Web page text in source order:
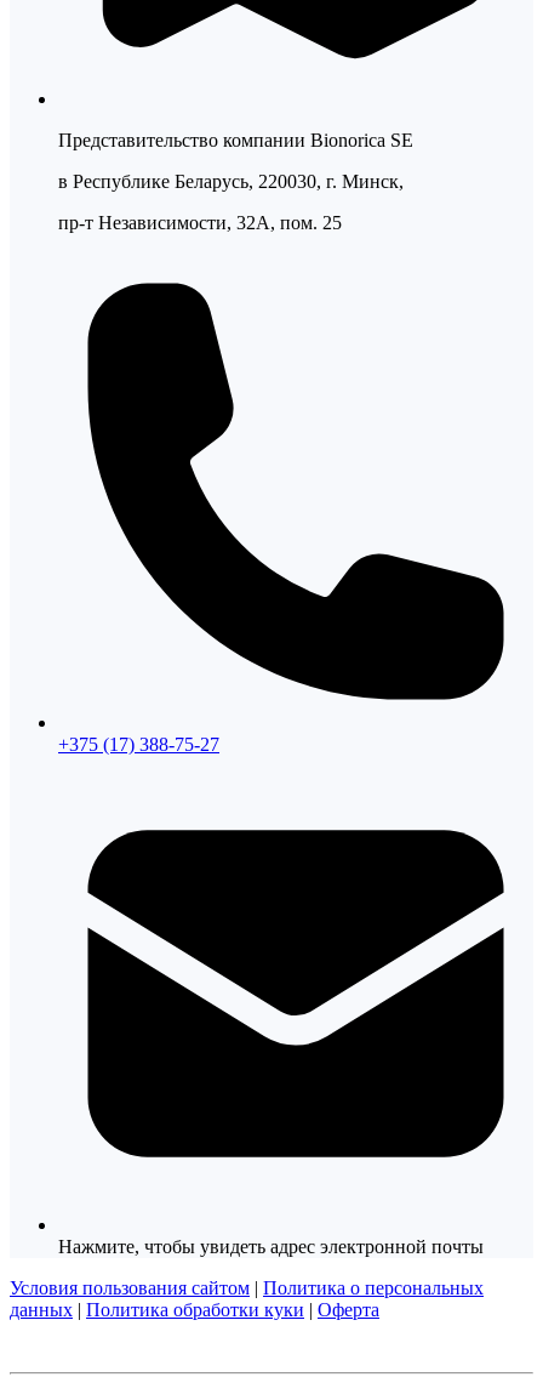
Представительство компании Bionorica SE
в Республике Беларусь, 220030, г. Минск,
пр-т Независимости, 32А, пом. 25
+375 (17) 388-75-27
Нажмите, чтобы увидеть адрес электронной почты
Условия пользования сайтом | Политика о персональных
данных | Политика обработки куки | Оферта